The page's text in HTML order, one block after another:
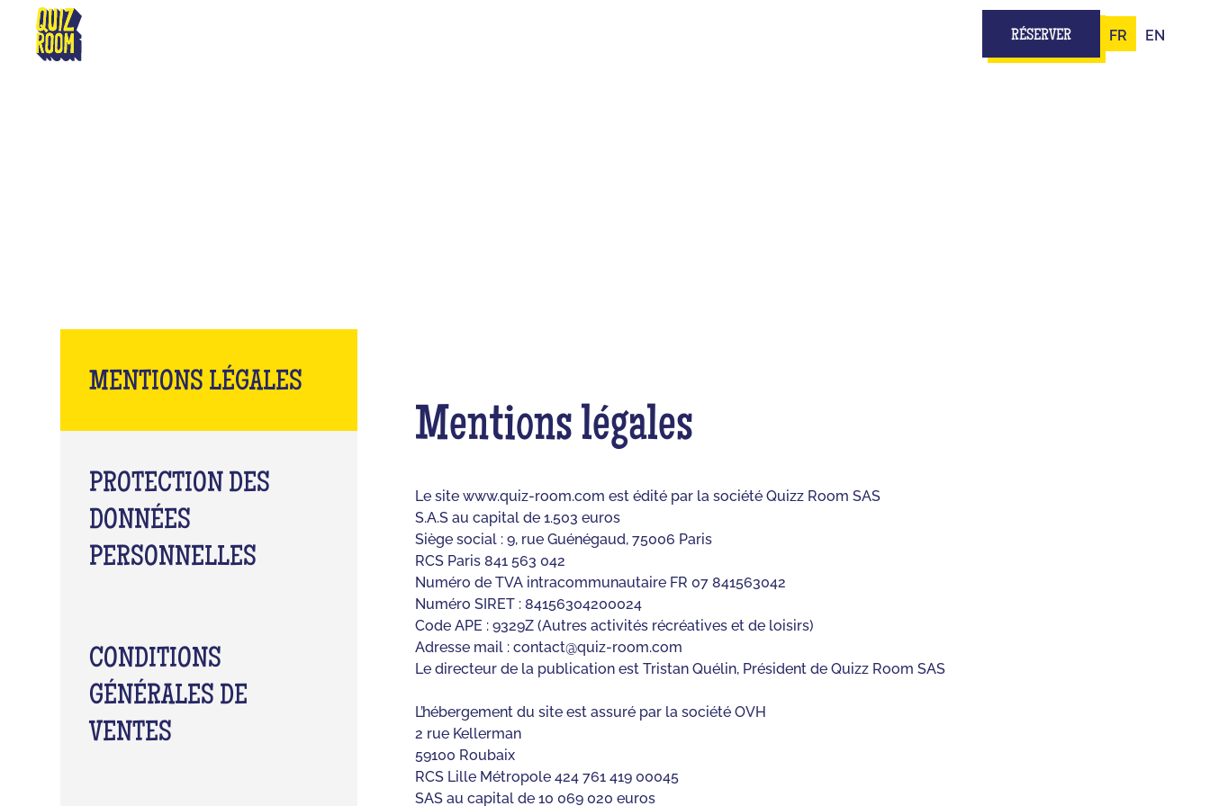
RÉSERVER FR EN
MENTIONS LÉGALES
PROTECTION DES
DONNÉES
PERSONNELLES
CONDITIONS
GÉNÉRALES DE
VENTES
Mentions légales
Le site www.quiz-room.com est édité par la société Quizz Room SAS
S.A.S au capital de 1.503 euros
Siège social : 9, rue Guénégaud, 75006 Paris
RCS Paris 841 563 042
Numéro de TVA intracommunautaire FR 07 841563042
Numéro SIRET : 84156304200024
Code APE : 9329Z (Autres activités récréatives et de loisirs)
Adresse mail :contact@quiz-room.com
Le directeur de la publication est Tristan Quélin, Président de Quizz Room SAS
L’hébergement du site est assuré par la société OVH
2 rue Kellerman
59100 Roubaix
RCS Lille Métropole 424 761 419 00045
SAS au capital de 10 069 020 euros